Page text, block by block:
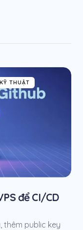
THUẬT
để CI/CD
thêm public key